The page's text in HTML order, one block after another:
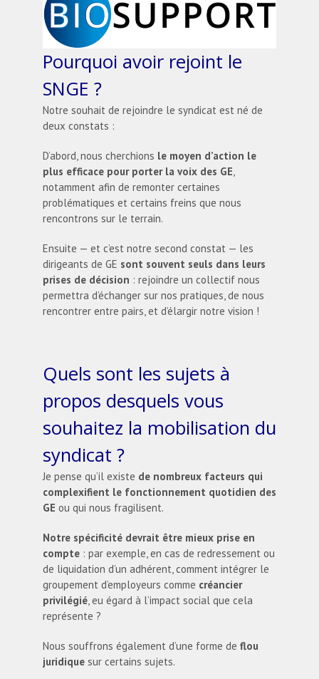
Pourquoi avoir rejoint le
SNGE ?
Notre souhait de rejoindre le syndicat est né de
deux constats :
D’abord, nous cherchions le moyen d’action le
plus efficace pour porter la voix des GE,
notamment afin de remonter certaines
problématiques et certains freins que nous
rencontrons sur le terrain.
Ensuite — et c’est notre second constat — les
dirigeants de GE sont souvent seuls dans leurs
prises de décision : rejoindre un collectif nous
permettra d’échanger sur nos pratiques, de nous
rencontrer entre pairs, et d’élargir notre vision !
Quels sont les sujets à
propos desquels vous
souhaitez la mobilisation du
syndicat ?
Je pense qu’il existe de nombreux facteurs qui
complexifient le fonctionnement quotidien des
GE ou qui nous fragilisent.
Notre spécificité devrait être mieux prise en
compte : par exemple, en cas de redressement ou
de liquidation d’un adhérent, comment intégrer le
groupement d’employeurs comme créancier
privilégié, eu égard à l’impact social que cela
représente ?
Nous souffrons également d’une forme de flou
juridique sur certains sujets.